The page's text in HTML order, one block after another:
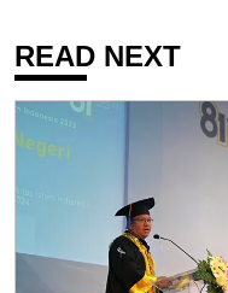
READ NEXT